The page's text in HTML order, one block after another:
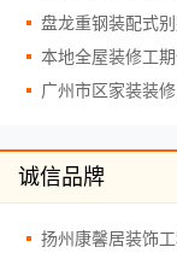
本地全屋装修工
诚信品牌
扬州康馨居装饰